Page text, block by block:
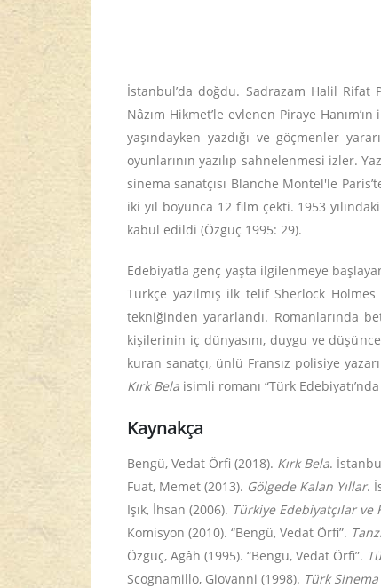
İstanbul’da doğdu. Sadrazam Halil Rifat
Nâzım Hikmet’le evlenen Piraye
yaşındayken yazdığı ve göçmenler
oyunlarının yazılıp sahnelenmesi izler.
sinema sanatçısı Blanche Montel'le
iki yıl boyunca 12 film çekti. 1953
kabul edildi (Özgüç 1995: 29).
Edebiyatla genç yaşta ilgilenmeye
Türkçe yazılmış ilk telif Sherlock
tekniğinden yararlandı. Romanlarında
kişilerinin iç dünyasını, duygu ve
kuran sanatçı, ünlü Fransız polisiye
Kırk Bela isimli romanı “Türk
Kaynakça
Bengü, Vedat Örfi (2018). Kırk Bela.
Fuat, Memet (2013). Gölgede Kalan Yıllar.
Işık, İhsan (2006). Türkiye Edebiyatçılar
Komisyon (2010). “Bengü, Vedat Örfi”.
Özgüç, Agâh (1995). “Bengü, Vedat Örfi”.
Scognamillo, Giovanni (1998). Türk